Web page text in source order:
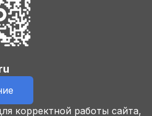
корректной работы сайта,